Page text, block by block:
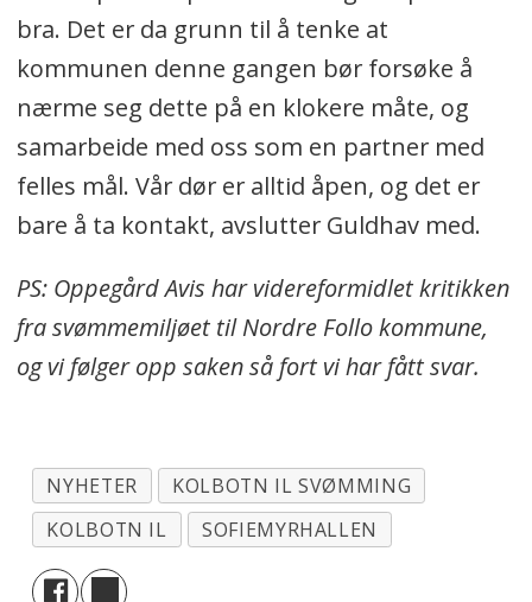
bra. Det er da grunn til å tenke at
kommunen denne gangen bør forsøke å
nærme seg dette på en klokere måte, og
samarbeide med oss som en partner med
felles mål. Vår dør er alltid åpen, og det er
bare å ta kontakt, avslutter Guldhav med.
PS: Oppegård Avis har videreformidlet kritikken
fra svømmemiljøet til Nordre Follo kommune,
og vi følger opp saken så fort vi har fått svar.
NYHETER
KOLBOTN IL SVØMMING
KOLBOTN IL
SOFIEMYRHALLEN